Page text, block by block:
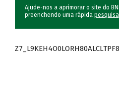
Ajude-nos a aprimorar o site do
preenchendo uma rápida pesquisa